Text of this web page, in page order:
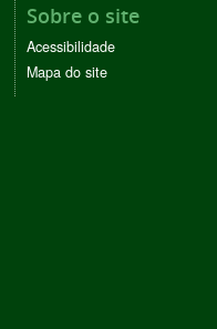
Sobre o site
Acessibilidade
Mapa do site